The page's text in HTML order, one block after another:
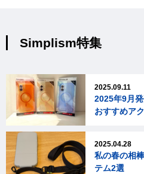
Simplism特集
2025.09.11
2025年9月
おすすめア
2025.04.28
私の春の相
テム2選